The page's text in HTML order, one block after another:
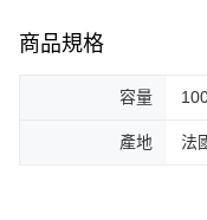
商品規格
容量
產地 法